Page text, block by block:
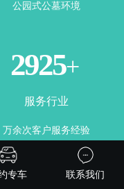
公园式公墓环境
3500+
服务行业
万余次客户服务经验
专车 联系我们